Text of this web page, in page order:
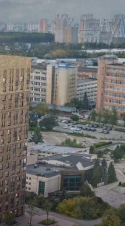
8 972 750 ₽
0 ₽
8 972 750 ₽